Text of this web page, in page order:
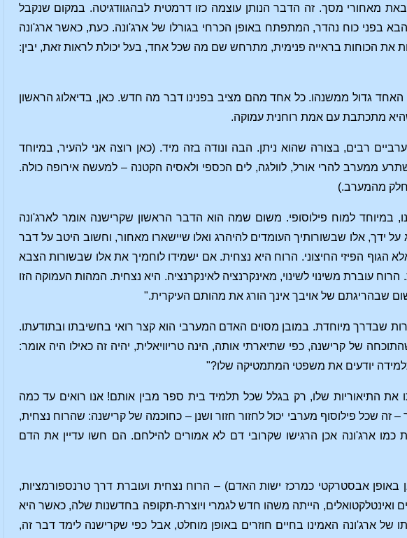
מאחורי מסך. זה הדבר הנותן עוצמה כזו דרמטית לבהגוודגיטה. במקום שנקבל
בפני כוח נהדר, המתפתח באופן הכרחי בגורלו של ארג'ונה. כעת, כאשר ארג'ונה
את הכוחות בראייה פנימית, מתרחש שם מה שכל אחד, בעל יכולת לראות זאת, יבין:
גדול ממשנהו. כל אחד מהם מציב בפנינו דבר מה חדש. כאן, בדיאלוג הראשון
מתכתבת עם אמת רוחנית עמוקה.
רבים, בצורה שהוא ניתן. הבה ונודה בזה מיד. (כאן רוצה אני להעיר, במיוחד
ממערב להרי אורל, לוולגה, לים הכספי ולאסיה הקטנה – למעשה אירופה כולה.
חלק מהמערב.)
במיוחד למוח פילוסופי. משום שמה הוא הדבר הראשון שקרישנה אומר לארג'ונה
ידך, אלו שבשורותיך העומדים להיהרג ואלו שיישארו מאחור, וחשוב היטב על דבר
הגוף הפיזי החיצוני. הרוח היא נצחית. אם ישמידו לוחמיך את אלו שבשורות הצבא
עוברת משינוי לשינוי, מאינקרנציה לאינקרנציה. היא נצחית. המהות העמוקה הזו
שבהריגתם של אויבך אינך הורג את מהותם העיקרית."
שבדרך מיוחדת. במובן מסוים האדם המערבי הוא קצר רואי בחשיבתו ובתודעתו.
של קרישנה, כפי שתיארתי אותה, הינה טריוויאלית, יהיה זה כאילו היה אומר:
יודעים את משפטי המתמטיקה שלו?"
את התיאוריות שלו, רק בגלל שכל תלמיד בית ספר מבין אותם! אנו רואים עד כמה
שכל פילוסוף מערבי יכול לחזור חזור ושנן – כחוכמה של קרישנה: שהרוח נצחית,
ארג'ונה אכן הרגישו שקרובי דם לא אמורים להילחם. הם חשו עדיין את הדם
אבסטרקטי כמרכז ישות האדם) – הרוח נצחית ועוברת דרך טרנספורמציות,
ואינטלקטואלים, הייתה משהו חדש לגמרי ויוצרת-תקופה בחדשנות שלה, כאשר היא
ארג'ונה האמינו בחיים חוזרים באופן מוחלט, אבל כפי שקרישנה לימד דבר זה,